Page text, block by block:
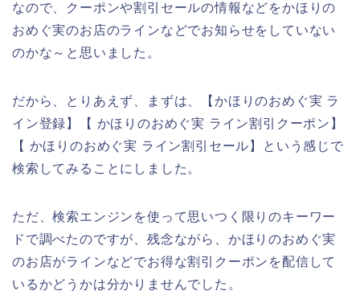
なので、クーポンや割引セールの情報などをかほりの
おめぐ実のお店のラインなどでお知らせをしていない
のかな～と思いました。
だから、とりあえず、まずは、【かほりのおめぐ実 ラ
イン登録】【 かほりのおめぐ実 ライン割引クーポン】
【 かほりのおめぐ実 ライン割引セール】という感じで
検索してみることにしました。
ただ、検索エンジンを使って思いつく限りのキーワー
ドで調べたのですが、残念ながら、かほりのおめぐ実
のお店がラインなどでお得な割引クーポンを配信して
いるかどうかは分かりませんでした。